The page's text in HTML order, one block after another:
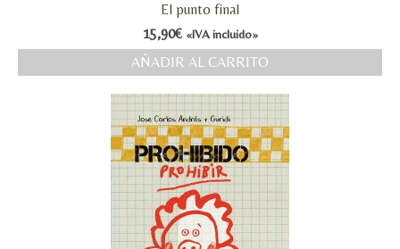
El punto final
15,90€ «IVA incluido»
AÑADIR AL CARRITO